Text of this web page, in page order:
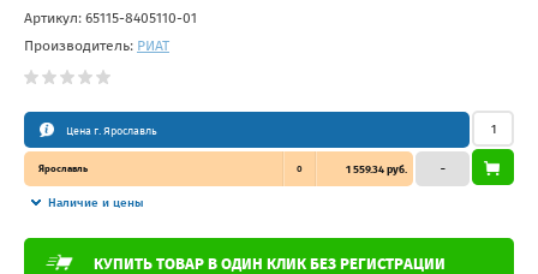
Артикул: 65115-8405110-01
Производитель: РИАТ
Цена г. Ярославль
Ярославль 0 1 559.34 руб.
Наличие и цены
–
КУПИТЬ ТОВАР В ОДИН КЛИК БЕЗ РЕГИСТРАЦИИ